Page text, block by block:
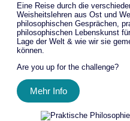
Eine Reise durch die
Weisheitslehren aus Ost und
philosophischen Gesprächen,
philosophischen Lebenskunst
Lage der Welt & wie wir sie
können.
Are you up for the challenge?
Mehr Info